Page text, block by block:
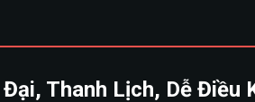
Thanh Lịch, Dễ Điều